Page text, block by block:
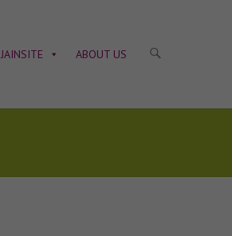
JAINSITE ABOUT US